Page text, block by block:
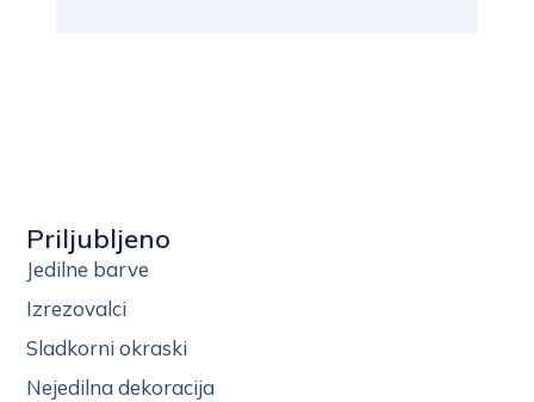
Priljubljeno
Jedilne barve
Izrezovalci
Sladkorni okraski
Nejedilna dekoracija